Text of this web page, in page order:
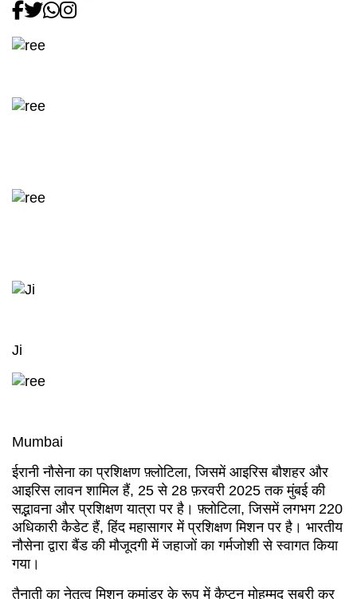
Ji
Mumbai
ईरानी नौसेना का प्रशिक्षण फ़्लोटिला, जिसमें आइरिस बौशहर और
आइरिस लावन शामिल हैं, 25 से 28 फ़रवरी 2025 तक मुंबई की
सद्भावना और प्रशिक्षण यात्रा पर है। फ़्लोटिला, जिसमें लगभग 220
अधिकारी कैडेट हैं, हिंद महासागर में प्रशिक्षण मिशन पर है। भारतीय
नौसेना द्वारा बैंड की मौजूदगी में जहाजों का गर्मजोशी से स्वागत किया
गया।
तैनाती का नेतृत्व मिशन कमांडर के रूप में कैप्टन मोहम्मद सबरी कर